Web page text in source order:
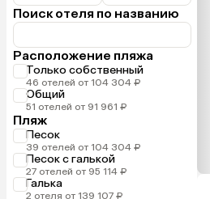
Поиск отеля по названию
Расположение пляжа
Только собственный
46 отелей от 104 304 ₽
Общий
51 отелей от 91 961 ₽
Пляж
Песок
39 отелей от 104 304 ₽
Песок с галькой
27 отелей от 95 114 ₽
Галька
2 отеля от 139 107 ₽